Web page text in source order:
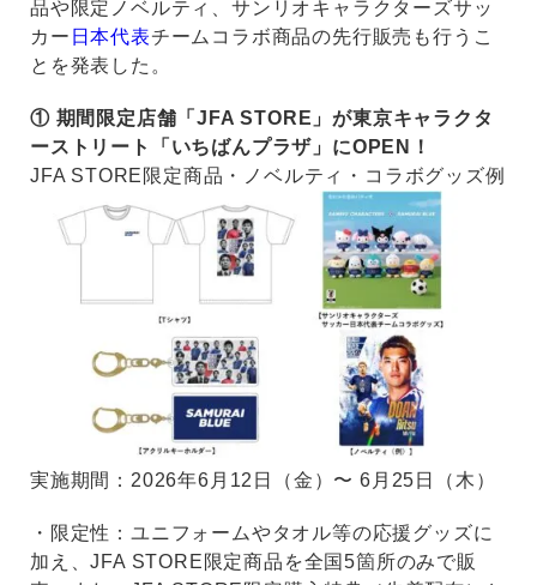
品や限定ノベルティ、サンリオキャラクターズサッ
カー 日本代表チームコラボ商品の先行販売も行うこ
とを発表した。
① 期間限定店舗「JFA STORE」が東京キャラクタ
ーストリート「いちばんプラザ」にOPEN！
JFA STORE限定商品・ノベルティ・コラボグッズ例
実施期間：2026年6月12日（金）〜 6月25日（木）
・限定性：ユニフォームやタオル等の応援グッズに
加え、JFA STORE限定商品を全国5箇所のみで販